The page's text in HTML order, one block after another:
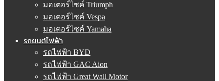
มอเตอร์ไซค์ Triumph
มอเตอร์ไซค์ Vespa
มอเตอร์ไซค์ Yamaha
รถยนต์ไฟฟ้า
รถไฟฟ้า BYD
รถไฟฟ้า GAC Aion
รถไฟฟ้า Great Wall Motor